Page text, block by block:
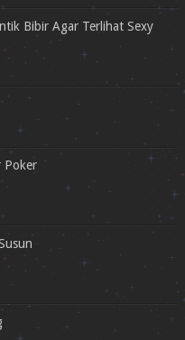
Bibir Agar Terlihat Sexy
Poker